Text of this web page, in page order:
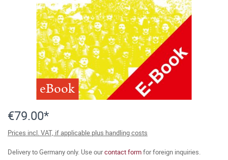
eBook
€79.00*
Prices incl. VAT, if applicable plus handling costs
Delivery to Germany only. Use ourcontact formfor foreign inquiries.